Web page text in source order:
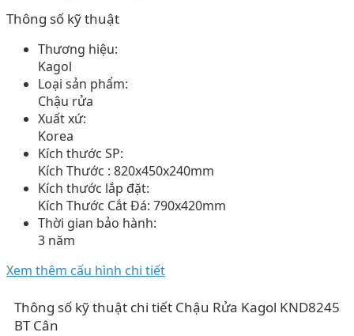
Thông số kỹ thuật
Thương hiệu:
Kagol
Loại sản phẩm:
Chậu rửa
Xuất xứ:
Korea
Kích thước SP:
Kích Thước : 820x450x240mm
Kích thước lắp đặt:
Kích Thước Cắt Đá: 790x420mm
Thời gian bảo hành:
3 năm
Xem thêm cấu hình chi tiết
Thông số kỹ thuật chi tiết Chậu Rửa Kagol KND8245
BT Cân